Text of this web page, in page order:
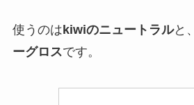
使うのは kiwiのニュートラルと、
ーグロスです。